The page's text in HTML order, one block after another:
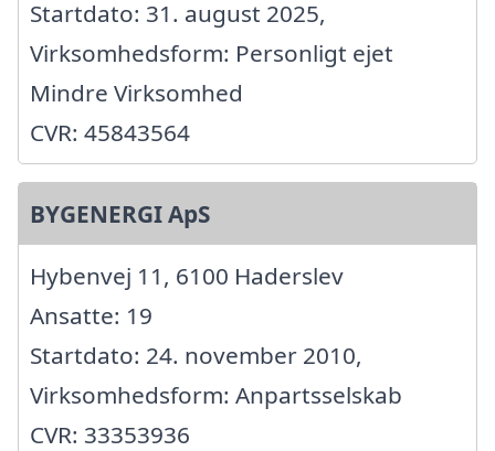
Startdato: 31. august 2025,
Virksomhedsform: Personligt ejet
Mindre Virksomhed
CVR: 45843564
BYGENERGI ApS
Hybenvej 11, 6100 Haderslev
Ansatte: 19
Startdato: 24. november 2010,
Virksomhedsform: Anpartsselskab
CVR: 33353936